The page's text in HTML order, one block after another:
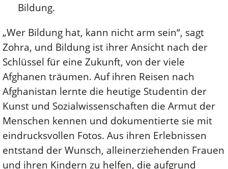
Bildung.
„Wer Bildung hat, kann nicht arm sein“, sagt
Zohra, und Bildung ist ihrer Ansicht nach der
Schlüssel für eine Zukunft, von der viele
Afghanen träumen. Auf ihren Reisen nach
Afghanistan lernte die heutige Studentin der
Kunst und Sozialwissenschaften die Armut der
Menschen kennen und dokumentierte sie mit
eindrucksvollen Fotos. Aus ihren Erlebnissen
entstand der Wunsch, alleinerziehenden Frauen
und ihren Kindern zu helfen, die aufgrund